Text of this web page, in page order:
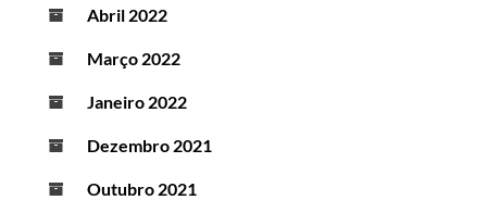
Abril 2022
Março 2022
Janeiro 2022
Dezembro 2021
Outubro 2021